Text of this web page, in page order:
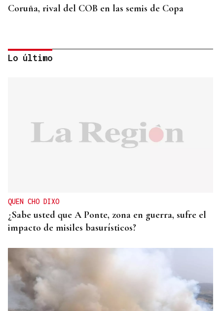
Coruña, rival del COB en las semis de Copa
Lo último
QUEN CHO DIXO
¿Sabe usted que A Ponte, zona en guerra, sufre el
impacto de misiles basurísticos?